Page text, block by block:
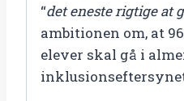
“det eneste rigtige at
ambitionen om, at
elever skal gå i